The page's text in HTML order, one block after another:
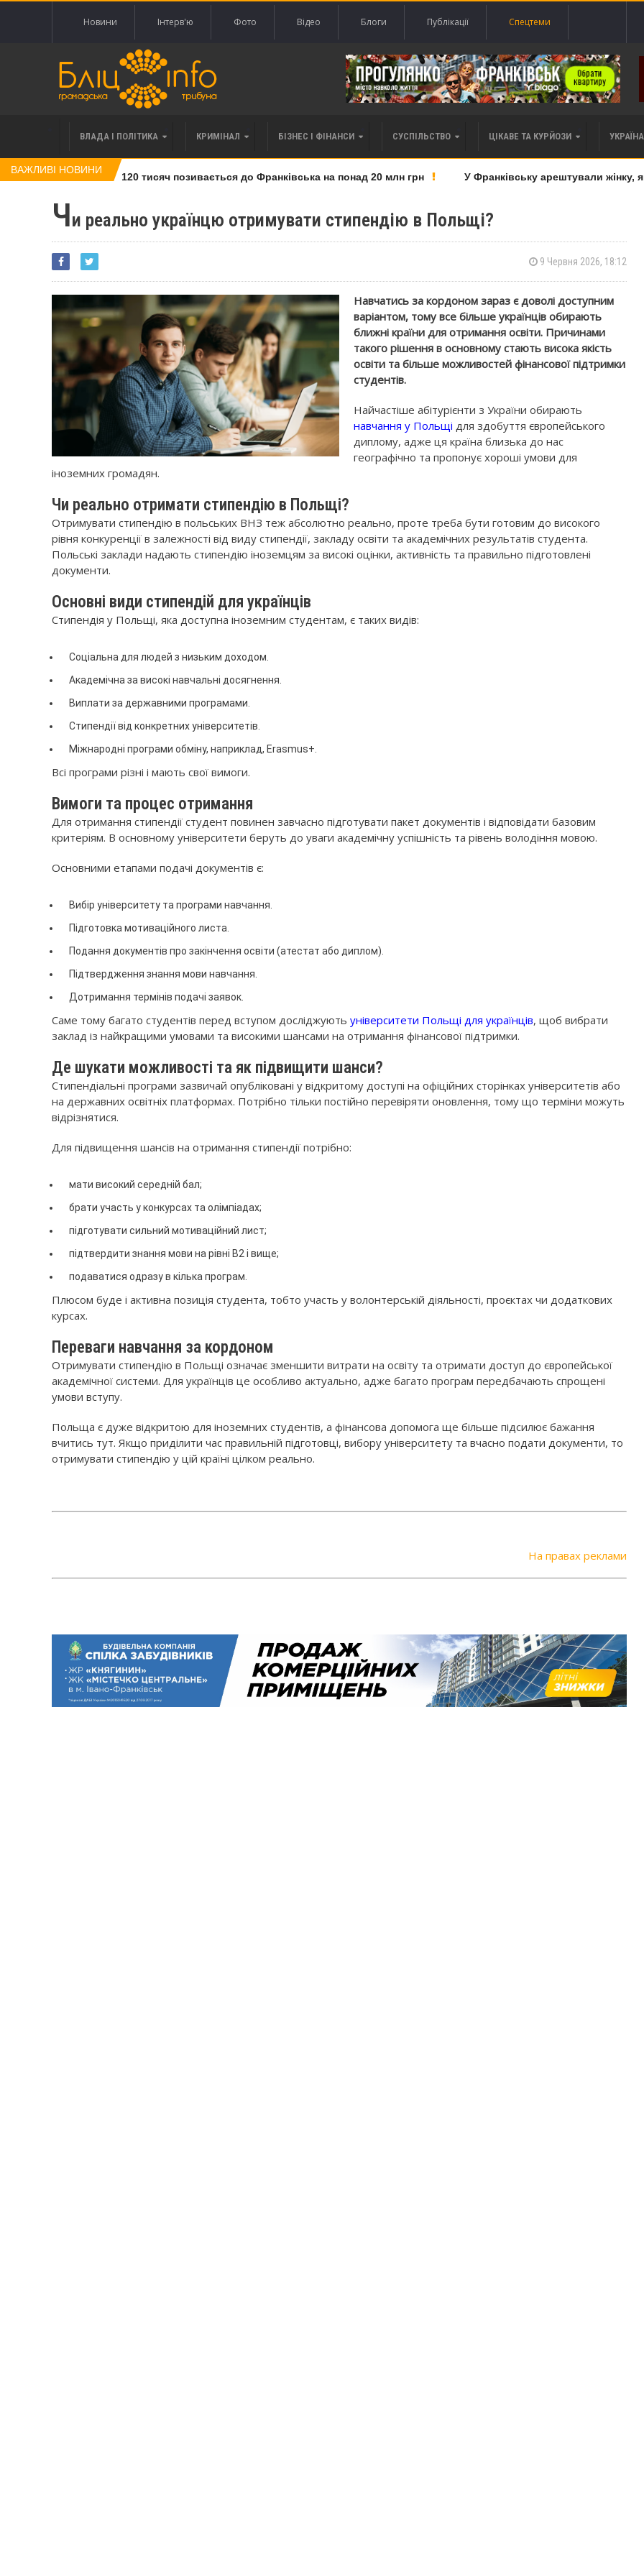
Новини Інтерв'ю Фото Відео Блоги Публікації Спецтеми
ВЛАДА І ПОЛІТИКА КРИМІНАЛ БІЗНЕС І ФІНАНСИ СУСПІЛЬСТВО ЦІКАВЕ ТА КУРЙОЗИ
ВАЖЛИВІ НОВИНИ
права вимоги за 120 тисяч позивається до Франківська на понад 20 млн грн У Франківську арештували жінку,
Чи реально українцю отримувати стипендію в Польщі?
9 Червня 2026, 18:12
Навчатись за кордоном зараз є доволі доступним
варіантом, тому все більше українців обирають
ближні країни для отримання освіти. Причинами
такого рішення в основному стають висока якість
освіти та більше можливостей фінансової підтримки
студентів.
Найчастіше абітурієнти з України обирають
навчання у Польщі для здобуття європейського
диплому, адже ця країна близька до нас
географічно та пропонує хороші умови для
іноземних громадян.
Чи реально отримати стипендію в Польщі?
Отримувати стипендію в польських ВНЗ теж абсолютно реально, проте треба бути готовим до високого
рівня конкуренції в залежності від виду стипендії, закладу освіти та академічних результатів студента.
Польські заклади надають стипендію іноземцям за високі оцінки, активність та правильно підготовлені
документи.
Основні види стипендій для українців
Стипендія у Польщі, яка доступна іноземним студентам, є таких видів:
Соціальна для людей з низьким доходом.
Академічна за високі навчальні досягнення.
Виплати за державними програмами.
Стипендії від конкретних університетів.
Міжнародні програми обміну, наприклад, Erasmus+.
Всі програми різні і мають свої вимоги.
Вимоги та процес отримання
Для отримання стипендії студент повинен завчасно підготувати пакет документів і відповідати базовим
критеріям. В основному університети беруть до уваги академічну успішність та рівень володіння мовою.
Основними етапами подачі документів є:
Вибір університету та програми навчання.
Підготовка мотиваційного листа.
Подання документів про закінчення освіти (атестат або диплом).
Підтвердження знання мови навчання.
Дотримання термінів подачі заявок.
Саме тому багато студентів перед вступом досліджують університети Польщі для українців, щоб вибрати
заклад із найкращими умовами та високими шансами на отримання фінансової підтримки.
Де шукати можливості та як підвищити шанси?
Стипендіальні програми зазвичай опубліковані у відкритому доступі на офіційних сторінках університетів або
на державних освітніх платформах. Потрібно тільки постійно перевіряти оновлення, тому що терміни можуть
відрізнятися.
Для підвищення шансів на отримання стипендії потрібно:
мати високий середній бал;
брати участь у конкурсах та олімпіадах;
підготувати сильний мотиваційний лист;
підтвердити знання мови на рівні B2 і вище;
подаватися одразу в кілька програм.
Плюсом буде і активна позиція студента, тобто участь у волонтерській діяльності, проєктах чи додаткових
курсах.
Переваги навчання за кордоном
Отримувати стипендію в Польщі означає зменшити витрати на освіту та отримати доступ до європейської
академічної системи. Для українців це особливо актуально, адже багато програм передбачають спрощені
умови вступу.
Польща є дуже відкритою для іноземних студентів, а фінансова допомога ще більше підсилює бажання
вчитись тут. Якщо приділити час правильній підготовці, вибору університету та вчасно подати документи, то
отримувати стипендію у цій країні цілком реально.
На правах реклами